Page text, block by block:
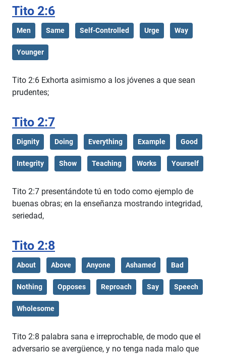
Tito 2:6
Men Same Self-Controlled Urge Way
Younger
Tito 2:6 Exhorta asimismo a los jóvenes a que sean
prudentes;
Tito 2:7
Dignity Doing Everything Example Good
Integrity Show Teaching Works Yourself
Tito 2:7 presentándote tú en todo como ejemplo de
buenas obras; en la enseñanza mostrando integridad,
seriedad,
Tito 2:8
About Above Anyone Ashamed Bad
Nothing Opposes Reproach Say Speech
Wholesome
Tito 2:8 palabra sana e irreprochable, de modo que el
adversario se avergüence, y no tenga nada malo que